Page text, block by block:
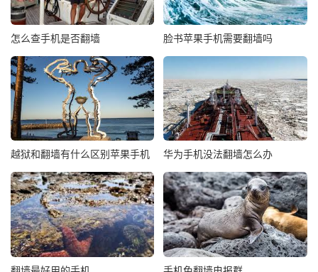
怎么查手机是否翻墙 脸书苹果手机需要翻墙吗
越狱和翻墙有什么区别苹果手机 华为手机没法翻墙怎么办